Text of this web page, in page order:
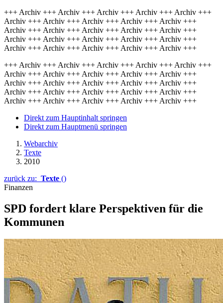
+++ Archiv +++ Archiv +++ Archiv +++ Archiv +++ Archiv +++
Archiv +++ Archiv +++ Archiv +++ Archiv +++ Archiv +++
Archiv +++ Archiv +++ Archiv +++ Archiv +++ Archiv +++
Archiv +++ Archiv +++ Archiv +++ Archiv +++ Archiv +++
Archiv +++ Archiv +++ Archiv +++ Archiv +++ Archiv +++
+++ Archiv +++ Archiv +++ Archiv +++ Archiv +++ Archiv +++
Archiv +++ Archiv +++ Archiv +++ Archiv +++ Archiv +++
Archiv +++ Archiv +++ Archiv +++ Archiv +++ Archiv +++
Archiv +++ Archiv +++ Archiv +++ Archiv +++ Archiv +++
Archiv +++ Archiv +++ Archiv +++ Archiv +++ Archiv +++
Direkt zum Hauptinhalt springen
Direkt zum Hauptmenü springen
Webarchiv
Texte
2010
zurück zu: Texte ()
Finanzen
SPD fordert klare Perspektiven für die
Kommunen